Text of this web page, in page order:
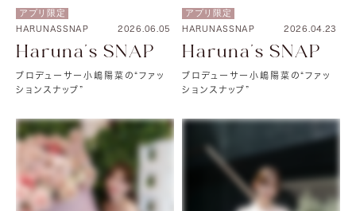
アプリ限定
HARUNASSNAP 2026.06.05
Haruna's SNAP
プロデューサー小嶋陽菜の“ファッ
ションスナップ”
アプリ限定
HARUNASSNAP 2026.04.23
Haruna's SNAP
プロデューサー小嶋陽菜の“ファッ
ションスナップ”